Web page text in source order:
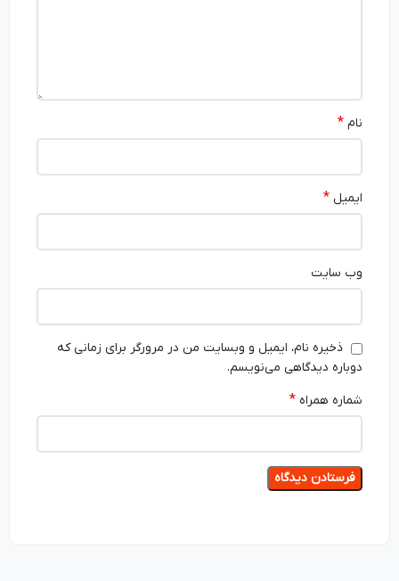
ایمیل*
وب‌ سایت
ذخیره نام، ایمیل و وبسایت من در مرورگر برای زمانی که
دوباره دیدگاهی می‌نویسم.
شماره همراه*